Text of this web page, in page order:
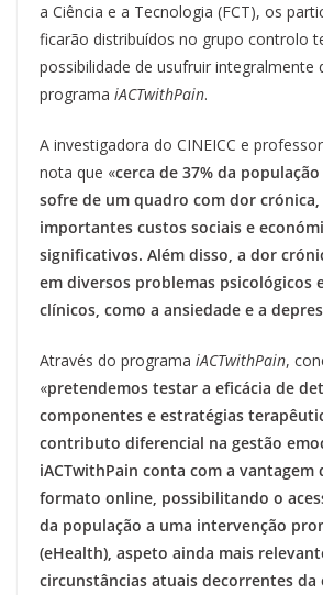
a Ciência e a Tecnologia (FCT), os
ficarão distribuídos no grupo controlo
possibilidade de usufruir integralmente
programa iACTwithPain.
A investigadora do CINEICC e
nota que «cerca de 37% da
sofre de um quadro com dor
importantes custos sociais e
significativos. Além disso, a dor
em diversos problemas psicológicos
clínicos, como a ansiedade e a
Através do programa iACTwithPain,
«pretendemos testar a eficácia de
componentes e estratégias
contributo diferencial na gestão
iACTwithPain conta com a vantagem
formato online, possibilitando o
da população a uma intervenção
(eHealth), aspeto ainda mais
circunstâncias atuais decorrentes da